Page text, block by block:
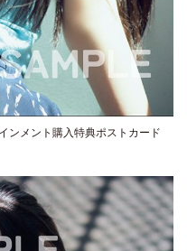
ンメント購入特典ポストカード